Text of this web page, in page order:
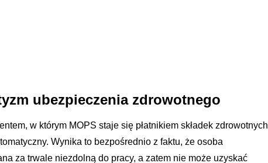
ubezpieczenia zdrowotnego
w którym MOPS staje się płatnikiem składek zdrowotnych
Wynika to bezpośrednio z faktu, że osoba
za trwale niezdolną do pracy, a zatem nie może uzyskać